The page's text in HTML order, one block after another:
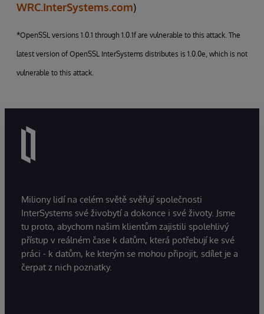
WRC.InterSystems.com)
*OpenSSL versions 1.0.1 through 1.0.1f are vulnerable to this attack. The
latest version of OpenSSL InterSystems distributes is 1.0.0e, which is not
vulnerable to this attack.
Miliony lidí na celém světě svěřují společnosti
InterSystems své živobytí a dokonce i své životy. Jsme
tu proto, abychom našim klientům zajistili spolehlivý
přístup v reálném čase k datům, která potřebují ke své
práci - k datům, ke kterým se mohou připojit, sdílet je a
čerpat z nich poznatky.